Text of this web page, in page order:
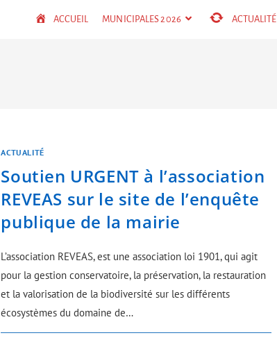
ACCUEIL MUNICIPALES 2026 ACTUALITÉ
ACTUALITÉ
Soutien URGENT à l’association
REVEAS sur le site de l’enquête
publique de la mairie
L’association REVEAS, est une association loi 1901, qui agit
pour la gestion conservatoire, la préservation, la restauration
et la valorisation de la biodiversité sur les différents
écosystèmes du domaine de…